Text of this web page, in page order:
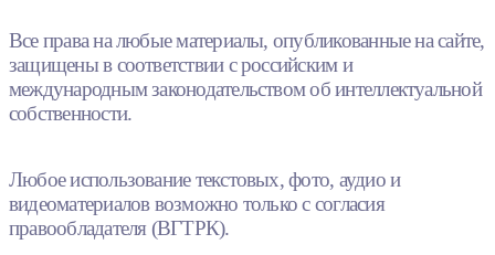
Все права на любые материалы, опубликованные на сайте,
защищены в соответствии с российским и
международным законодательством об интеллектуальной
собственности.
Любое использование текстовых, фото, аудио и
видеоматериалов возможно только с согласия
правообладателя (ВГТРК).